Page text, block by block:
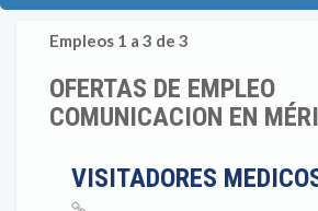
Empleos 1 a 3 de 3
OFERTAS DE EMPLEO
COMUNICACION EN
VISITADORES